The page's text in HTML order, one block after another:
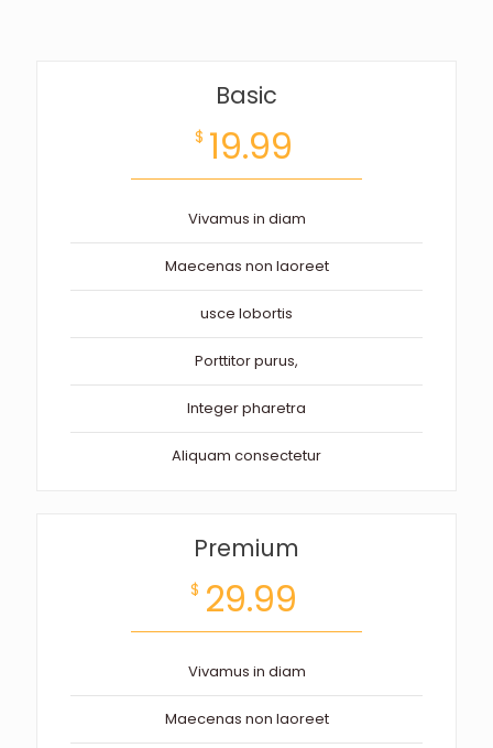
Basic
$ 19.99
Vivamus in diam
Maecenas non laoreet
usce lobortis
Porttitor purus,
Integer pharetra
Aliquam consectetur
Premium
$ 29.99
Vivamus in diam
Maecenas non laoreet